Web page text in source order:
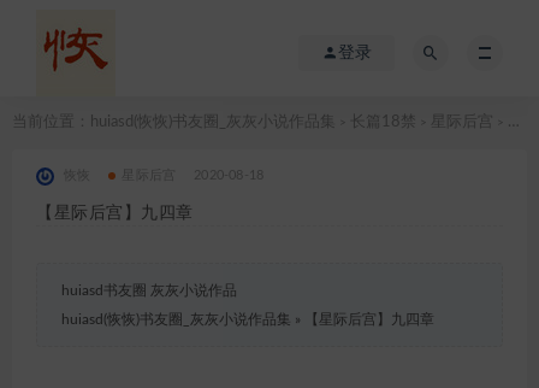
登录
当前位置： huiasd(恢恢)书友圈_灰灰小说作品集 长篇18禁 星际后宫
2020-08-18
【星际后宫】九四章
huiasd书友圈 灰灰小说作品
huiasd(恢恢)书友圈_灰灰小说作品集 » 【星际后宫】九四章